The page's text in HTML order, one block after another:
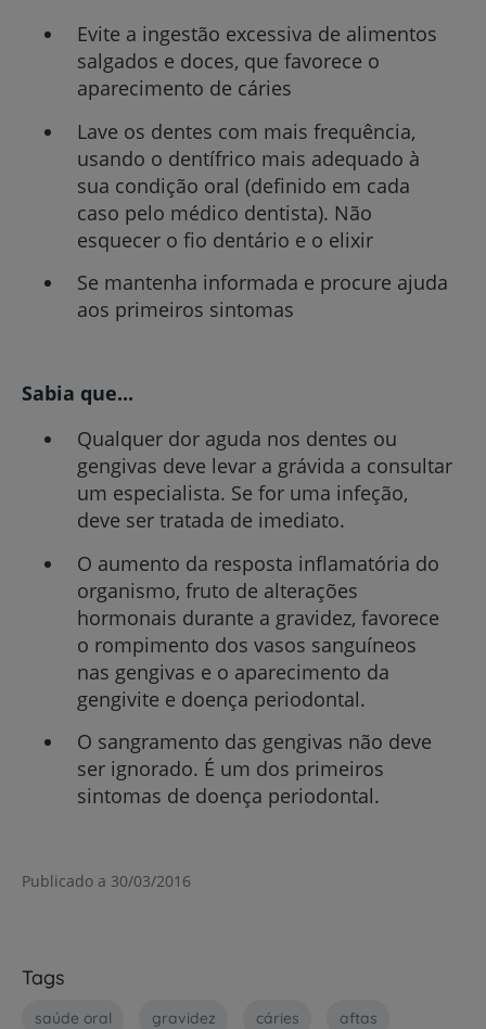
Evite a ingestão excessiva de alimentos
salgados e doces, que favorece o
aparecimento de cáries
Lave os dentes com mais frequência,
usando o dentífrico mais adequado à
sua condição oral (definido em cada
caso pelo médico dentista). Não
esquecer o fio dentário e o elixir
Se mantenha informada e procure ajuda
aos primeiros sintomas
Sabia que...
Qualquer dor aguda nos dentes ou
gengivas deve levar a grávida a consultar
um especialista. Se for uma infeção,
deve ser tratada de imediato.
O aumento da resposta inflamatória do
organismo, fruto de alterações
hormonais durante a gravidez, favorece
o rompimento dos vasos sanguíneos
nas gengivas e o aparecimento da
gengivite e doença periodontal.
O sangramento das gengivas não deve
ser ignorado. É um dos primeiros
sintomas de doença periodontal.
Publicado a 30/03/2016
Tags
saúde oral gravidez cáries aftas